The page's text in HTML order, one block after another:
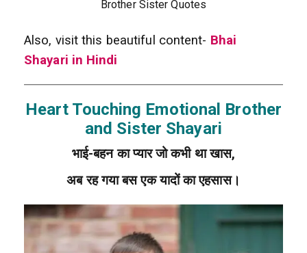
Brother Sister Quotes
Also, visit this beautiful content- Bhai
Shayari in Hindi
Heart Touching Emotional Brother
and Sister Shayari
भाई-बहन का प्यार जो कभी था खास,
अब रह गया बस एक यादों का एहसास।